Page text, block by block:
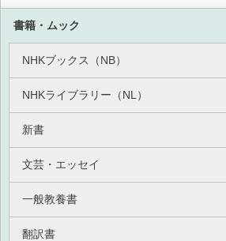
書籍・ムック
NHKブックス（NB）
NHKライブラリー（NL）
新書
文芸・エッセイ
一般教養書
翻訳書